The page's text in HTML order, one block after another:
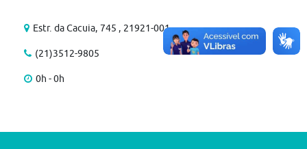
Estr. da Cacuia, 745 , 21921-001
(21)3512-9805
0h - 0h